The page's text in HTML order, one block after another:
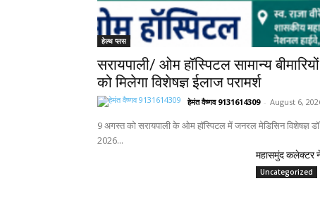
हेल्थ प्लस
सरायपाली/ ओम हॉस्पिटल सामान्य
को मिलेगा विशेषज्ञ ईलाज परामर्श
हेमंत वैष्णव 9131614309 - August 6,
9 अगस्त को सरायपाली के ओम हॉस्पिटल में जनरल मेडिसिन विशेषज्ञ
2026...
महासमुंद कलेक्टर ने
Uncategorized